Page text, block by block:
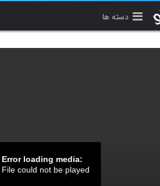
دسته ها
Error loading media:
File could not be played